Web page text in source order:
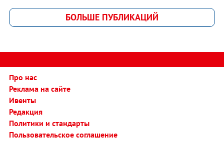
БОЛЬШЕ ПУБЛИКАЦИЙ
Про нас
Реклама на сайте
Ивенты
Редакция
Политики и стандарты
Пользовательское соглашение